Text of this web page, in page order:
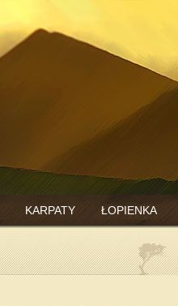
KARPATY ŁOPIENKA